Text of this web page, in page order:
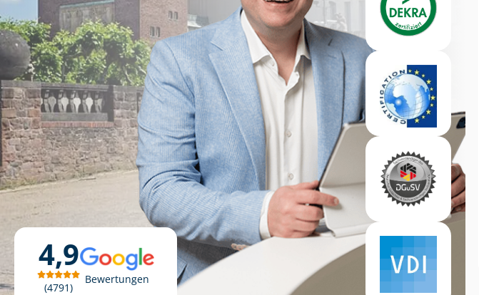
4,9
4791
Bewertungen